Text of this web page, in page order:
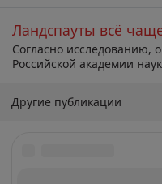
Ландспауты всё
Согласно исследованию,
Российской академии
Другие публикации